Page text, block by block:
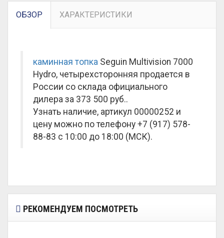
ОБЗОР ХАРАКТЕРИСТИКИ
каминная топка Seguin Multivision 7000
Hydro, четырехсторонняя продается в
России со склада официального
дилера за 373 500 руб..
Узнать наличие, артикул 00000252 и
цену можно по телефону +7 (917) 578-
88-83 с 10:00 до 18:00 (МСК).
РЕКОМЕНДУЕМ ПОСМОТРЕТЬ